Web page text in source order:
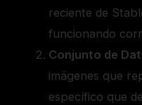
reciente de
funcionando
Conjunto de
imágenes que
específico que